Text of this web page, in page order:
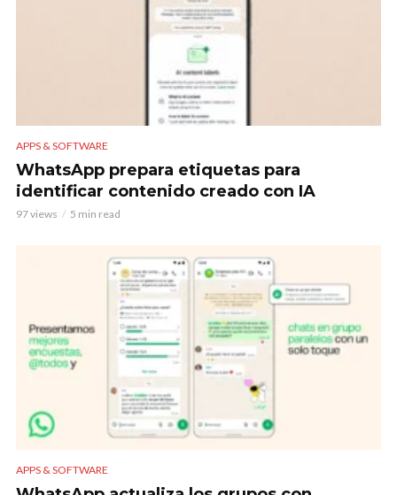
APPS & SOFTWARE
WhatsApp prepara etiquetas para
identificar contenido creado con IA
97 views 5 min read
APPS & SOFTWARE